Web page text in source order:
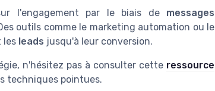
l'engagement par le biais de messages
outils comme le marketing automation ou le
les leads jusqu'à leur conversion.
n'hésitez pas à consulter cette ressource
techniques pointues.